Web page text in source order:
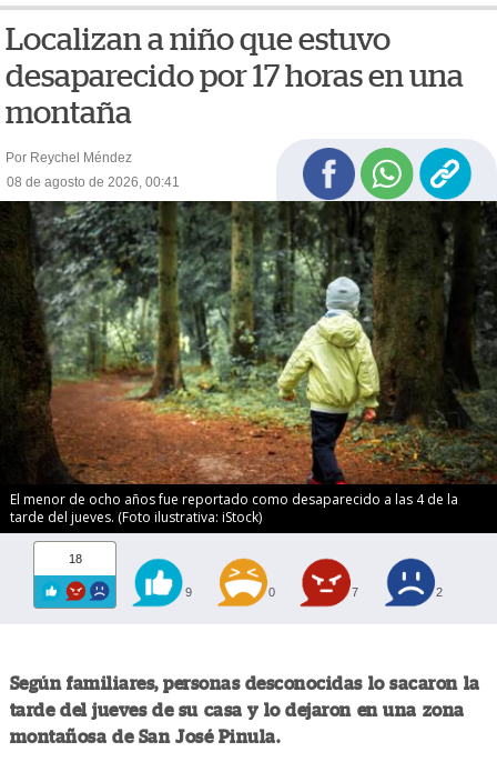
Localizan a niño que estuvo
desaparecido por 17 horas en una
montaña
Por Reychel Méndez
08 de agosto de 2026, 00:41
El menor de ocho años fue reportado como desaparecido a las 4 de la
tarde del jueves. (Foto ilustrativa: iStock)
18
9 0 7 2
Según familiares, personas desconocidas lo sacaron la
tarde del jueves de su casa y lo dejaron en una zona
montañosa de San José Pinula.